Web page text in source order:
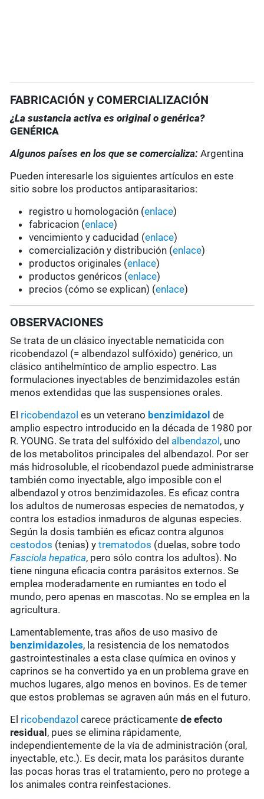
FABRICACIÓN y COMERCIALIZACIÓN
¿La sustancia activa es original o genérica?
GENÉRICA
Algunos países en los que se comercializa:Argentina
Pueden interesarle los siguientes artículos en este
sitio sobre los productos antiparasitarios:
registro u homologación (enlace)
fabricacion (enlace)
vencimiento y caducidad (enlace)
comercialización y distribución (enlace)
productos originales (enlace)
productos genéricos (enlace)
precios (cómo se explican) (enlace)
OBSERVACIONES
Se trata de un clásico inyectable nematicida con
ricobendazol (= albendazol sulfóxido) genérico, un
clásico antihelmíntico de amplio espectro. Las
formulaciones inyectables de benzimidazoles están
menos extendidas que las suspensiones orales.
El ricobendazol es un veterano benzimidazol de
amplio espectro introducido en la década de 1980 por
R. YOUNG. Se trata del sulfóxido del albendazol , uno
de los metabolitos principales del albendazol. Por ser
más hidrosoluble, el ricobendazol puede administrarse
también como inyectable, algo imposible con el
albendazol y otros benzimidazoles. Es eficaz contra
los adultos de numerosas especies de nematodos, y
contra los estadios inmaduros de algunas especies.
Según la dosis también es eficaz contra algunos
cestodos (tenias) ytrematodos (duelas, sobre todo
Fasciola hepatica, pero sólo contra los adultos). No
tiene ninguna eficacia contra parásitos externos. Se
emplea moderadamente en rumiantes en todo el
mundo, pero apenas en mascotas. No se emplea en la
agricultura.
Lamentablemente, tras años de uso masivo de
benzimidazoles, la resistencia de los nematodos
gastrointestinales a esta clase química en ovinos y
caprinos se ha convertido ya en un problema grave en
muchos lugares, algo menos en bovinos. Es de temer
que estos problemas se agraven aún más en el futuro.
El ricobendazol carece prácticamente de efecto
residual , pues se elimina rápidamente,
independientemente de la vía de administración (oral,
inyectable, etc.). Es decir, mata los parásitos durante
las pocas horas tras el tratamiento, pero no protege a
los animales contra reinfestaciones.